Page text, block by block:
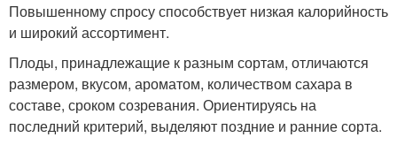
Повышенному спросу способствует низкая калорийность
и широкий ассортимент.
Плоды, принадлежащие к разным сортам, отличаются
размером, вкусом, ароматом, количеством сахара в
составе, сроком созревания. Ориентируясь на
последний критерий, выделяют поздние и ранние сорта.